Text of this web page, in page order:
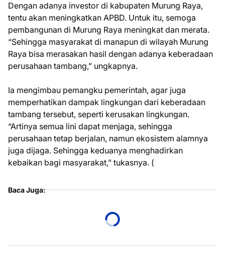
Dengan adanya investor di kabupaten Murung Raya,
tentu akan meningkatkan APBD. Untuk itu, semoga
pembangunan di Murung Raya meningkat dan merata.
“Sehingga masyarakat di manapun di wilayah Murung
Raya bisa merasakan hasil dengan adanya keberadaan
perusahaan tambang,” ungkapnya.
Ia mengimbau pemangku pemerintah, agar juga
memperhatikan dampak lingkungan dari keberadaan
tambang tersebut, seperti kerusakan lingkungan.
“Artinya semua lini dapat menjaga, sehingga
perusahaan tetap berjalan, namun ekosistem alamnya
juga dijaga. Sehingga keduanya menghadirkan
kebaikan bagi masyarakat,” tukasnya. (
Baca Juga: